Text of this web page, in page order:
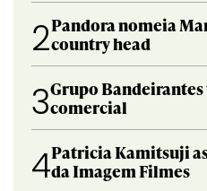
2Pandora nomeia
country head
3Grupo
comercial
4Patricia Kamitsuji
da Imagem Filmes